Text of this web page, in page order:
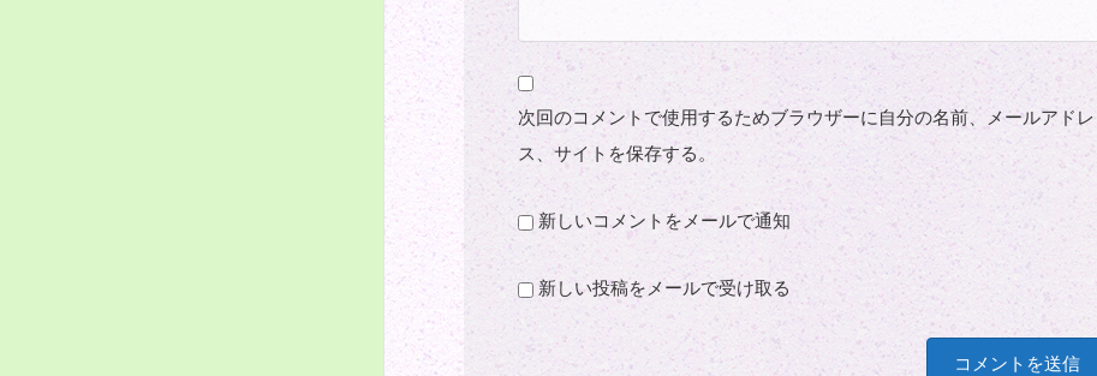
次回のコメントで使用するためブラウザーに自分の名前、メールアドレ
ス、サイトを保存する。
新しいコメントをメールで通知
新しい投稿をメールで受け取る